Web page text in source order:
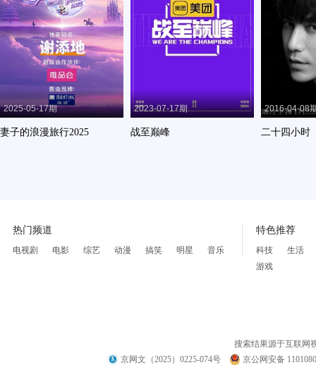
2025-05-17期
妻子的浪漫旅行2025
2023-07-17期
战至巅峰
2016-04-08
二十四小时
热门频道
电视剧 电影 综艺 动漫 搞笑 明星 音乐
特色推荐
科技
生活
游戏
搜索结果源于互联网
京网文（2025）0225-074号
京公网安备